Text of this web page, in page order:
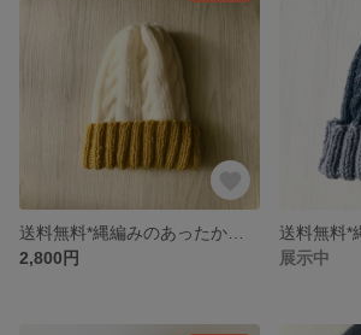
2,800円
展示中